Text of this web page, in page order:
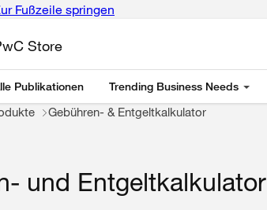
Fußzeile springen
Store
Publikationen Trending Business Needs
Gebühren- & Entgeltkalkulator
und Entgeltkalkulator